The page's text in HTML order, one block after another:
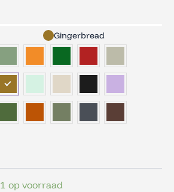
Gingerbread
1 op voorraad